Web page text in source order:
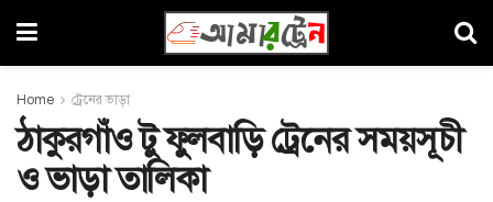
Home ট্রেনের ভাড়া
ঠাকুরগাঁও টু ফুলবাড়ি ট্রেনের সময়সূচী
ও ভাড়া তালিকা